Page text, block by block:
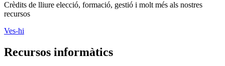
Crèdits de lliure elecció, formació, gestió i molt més als nostres
recursos
Ves-hi
Recursos informàtics